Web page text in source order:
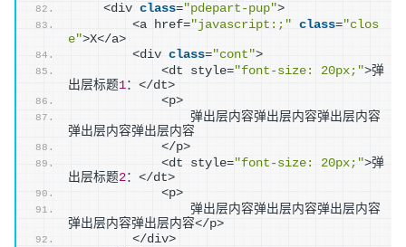
    <div
class="pdepart-pup">
        <a href=
"javascript:;" class="clos
e">X</a>
        <div
class="cont">
            <dt style=
"font-size: 20px;">弹
出层标题1：</dt>
            <p>
                弹出层内容弹出层内容弹出层内容
弹出层内容弹出层内容
            </p>
            <dt style=
"font-size: 20px;">弹
出层标题2：</dt>
            <p>
                弹出层内容弹出层内容弹出层内容
弹出层内容弹出层内容</p>
        </div>